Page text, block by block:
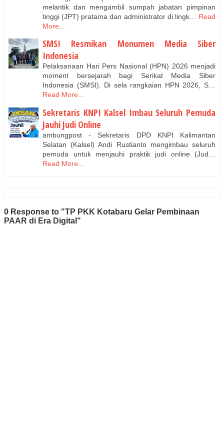
melantik dan mengambil sumpah jabatan pimpinan
tinggi (JPT) pratama dan administrator di lingk…
Read
More...
SMSI Resmikan Monumen Media Siber
Indonesia
Pelaksanaan Hari Pers Nasional (HPN) 2026 menjadi
moment bersejarah bagi Serikat Media Siber
Indonesia (SMSI). Di sela rangkaian HPN 2026, S…
Read More...
Sekretaris KNPI Kalsel Imbau Seluruh Pemuda
Jauhi Judi Online
ambungpost - Sekretaris DPD KNPI Kalimantan
Selatan (Kalsel) Andi Rustianto mengimbau seluruh
pemuda untuk menjauhi praktik judi online (Jud…
Read More...
0 Response to "TP PKK Kotabaru Gelar Pembinaan
PAAR di Era Digital"